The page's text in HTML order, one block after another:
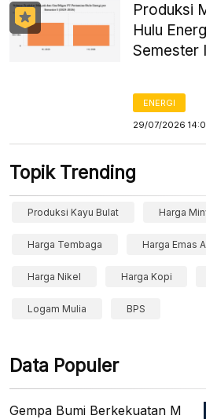
Produksi
Hulu
Semester
ENERGI
29/07/2026
Topik Trending
Produksi Kayu Bulat Harga
Harga Tembaga Harga Emas
Harga Nikel Harga Kopi
Logam Mulia BPS
Data Populer
Gempa Bumi Berkekuatan M